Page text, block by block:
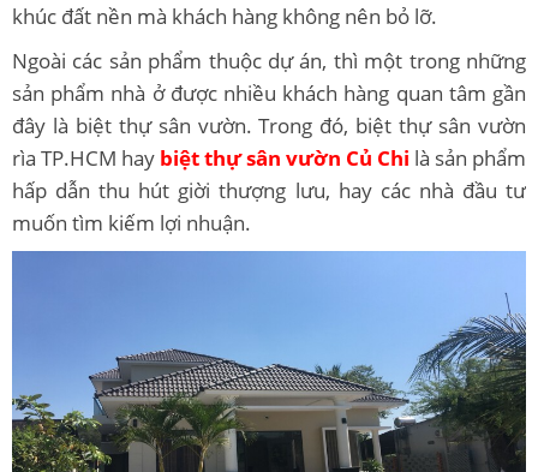
khúc đất nền mà khách hàng không nên bỏ lỡ.
Ngoài các sản phẩm thuộc dự án, thì một trong những
sản phẩm nhà ở được nhiều khách hàng quan tâm gần
đây là biệt thự sân vườn. Trong đó, biệt thự sân vườn
rìa TP.HCM hay biệt thự sân vườn Củ Chi là sản phẩm
hấp dẫn thu hút giời thượng lưu, hay các nhà đầu tư
muốn tìm kiếm lợi nhuận.